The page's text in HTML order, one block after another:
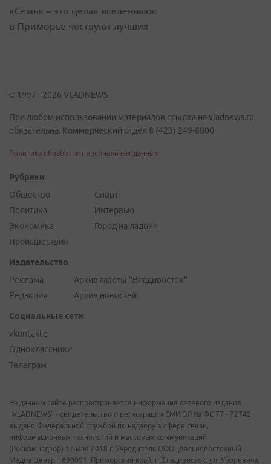
«Семья – это целая вселенная»:
в Приморье чествуют лучших
© 1997 - 2026 VLADNEWS
При любом использовании материалов ссылка на vladnews.ru
обязательна. Коммерческий отдел 8 (423) 249-8800
Политика обработки персональных данных
Рубрики
Общество
Политика
Экономика
Происшествия
Спорт
Интервью
Город на ладони
Издательство
Реклама
Редакция
Архив газеты "Владивосток"
Архив новостей
Социальные сети
vkontakte
Одноклассники
Телеграм
На данном сайте распространяется информация сетевого издания
"VLADNEWS" - свидетельство о регистрации СМИ ЭЛ № ФС 77 - 72742,
выдано Федеральной службой по надзору в сфере связи,
информационных технологий и массовых коммуникаций
(Роскомнадзор) 17 мая 2018 г. Учредитель ООО "Дальневосточный
Медиа Центр". 690091, Приморский край, г. Владивосток, ул. Уборевича,